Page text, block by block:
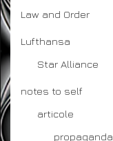
Law and Order
Lufthansa
Star Alliance
notes to self
articole
propaganda